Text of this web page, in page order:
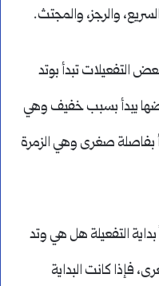
التفعيلات تبدأ بوتد
يبدأ بسبب خفيف وهي
وبعضها يبدأ بفاصلة صغرى وهي الزمرة
التفعيلة هل هي وتد
كانت البداية